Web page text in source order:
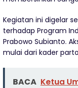
Kegiatan ini digelar
terhadap Program
Prabowo Subianto.
mulai dari kader
BACA Ketua